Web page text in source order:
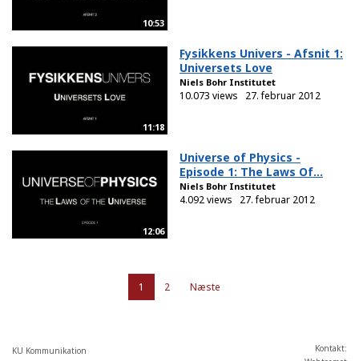
10:53
11:18
Fysikkens Univers - Afsnit 1:
Universets Love
Niels Bohr Institutet
10.073 views 27. februar 2012
12:06
Universe of Physics -
Episode 1: The Laws Of...
Niels Bohr Institutet
4.092 views 27. februar 2012
1 2 Næste
KU Kommunikation
Kontakt: